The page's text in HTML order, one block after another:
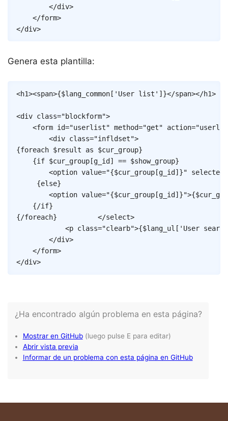
</div>
</form>
</div>
Genera esta plantilla:
<h1><span>{$lang_common [ 'User list' ] }</span></h1>
<div class="blockform">
<form id="userlist" method="get" action="
<div class="infldset">
{foreach $result as $cur_group}
{if $cur_group [g_id ] == $show_group}
<option value="{$cur_group [g_id ] }" selected
{else}
<option value="{$cur_group [g_id ] }">{
{/if}
{/foreach} </select>
<p class="clearb">{$lang_ul [ 'User
</div>
</form>
</div>
Copy